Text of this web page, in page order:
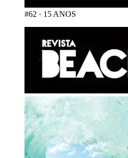
#62 · 15 ANOS